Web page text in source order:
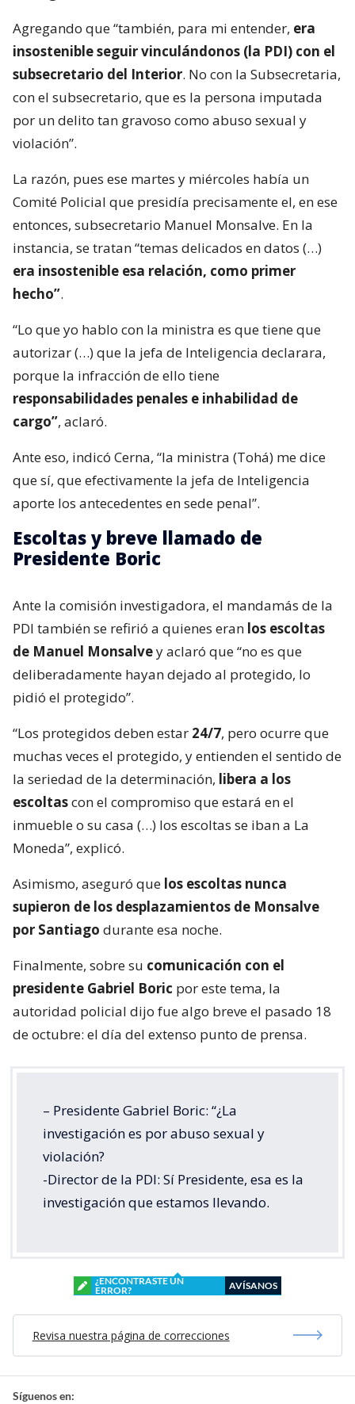
Agregando que “también, para mi entender, era
insostenible seguir vinculándonos (la PDI) con el
subsecretario del Interior. No con la Subsecretaria,
con el subsecretario, que es la persona imputada
por un delito tan gravoso como abuso sexual y
violación”.
La razón, pues ese martes y miércoles había un
Comité Policial que presidía precisamente el, en ese
entonces, subsecretario Manuel Monsalve. En la
instancia, se tratan “temas delicados en datos (…)
era insostenible esa relación, como primer
hecho”.
“Lo que yo hablo con la ministra es que tiene que
autorizar (…) que la jefa de Inteligencia declarara,
porque la infracción de ello tiene
responsabilidades penales e inhabilidad de
cargo”, aclaró.
Ante eso, indicó Cerna, “la ministra (Tohá) me dice
que sí, que efectivamente la jefa de Inteligencia
aporte los antecedentes en sede penal”.
Escoltas y breve llamado de
Presidente Boric
Ante la comisión investigadora, el mandamás de la
PDI también se refirió a quienes eran los escoltas
de Manuel Monsalvey aclaró que “no es que
deliberadamente hayan dejado al protegido, lo
pidió el protegido”.
“Los protegidos deben estar 24/7, pero ocurre que
muchas veces el protegido, y entienden el sentido de
la seriedad de la determinación, libera a los
escoltascon el compromiso que estará en el
inmueble o su casa (…) los escoltas se iban a La
Moneda”, explicó.
Asimismo, aseguró que los escoltas nunca
supieron de los desplazamientos de Monsalve
por Santiago durante esa noche.
Finalmente, sobre su comunicación con el
presidente Gabriel Boric por este tema, la
autoridad policial dijo fue algo breve el pasado 18
de octubre: el día del extenso punto de prensa.
– Presidente Gabriel Boric: “¿La
investigación es por abuso sexual y
violación?
-Director de la PDI: Sí Presidente, esa es la
investigación que estamos llevando.
¿ENCONTRASTE UN
ERROR?
AVÍSANOS
Revisa nuestra página de correcciones
Síguenos en: